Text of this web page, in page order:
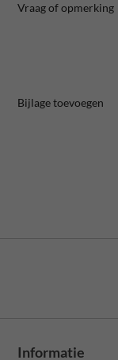
Vraag of opmerking
Bijlage toevoegen
Informatie